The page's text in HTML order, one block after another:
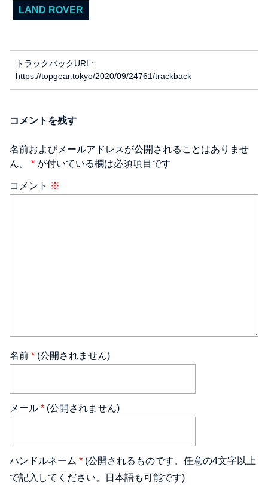
LAND ROVER
トラックバックURL:
https://topgear.tokyo/2020/09/24761/trackback
コメントを残す
名前およびメールアドレスが公開されることはありませ
ん。 * が付いている欄は必須項目です
コメント ※
名前 * (公開されません)
メール * (公開されません)
ハンドルネーム * (公開されるものです。任意の4文字以上
で記入してください。日本語も可能です)